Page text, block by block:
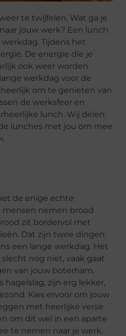
te twijfelen. Wat ga je
jouw werk? Een lunch
Tijdens het
De energie die je
ook weer worden
werkdag voor de
om te genieten van
de werksfeer en
lunch. Wij delen
lunches met jou om mee
de enige echte
mensen nemen brood
zit bordervol met
Dat zijn twee dingen
een lange werkdag. Het
nog niet, vaak gaat
van jouw boterham.
hagelslag, zijn erg lekker,
Kies ervoor om jouw
met heerlijke verse
om dit wel in een aparte
te nemen naar je werk.